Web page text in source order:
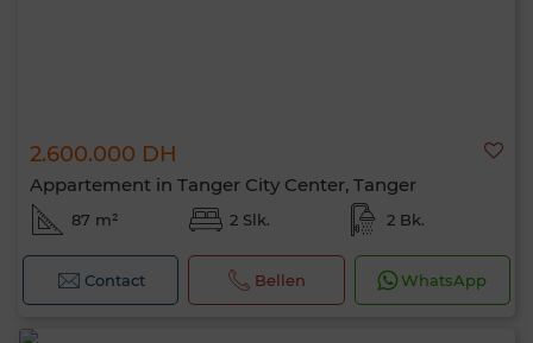
2.600.000 DH
Appartement in Tanger City Center, Tanger
87 m² 2 Slk. 2 Bk.
Contact Bellen WhatsApp